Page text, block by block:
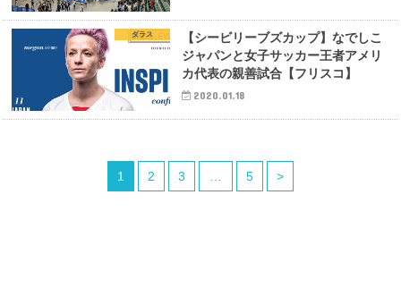
ダラス
【シービリーブズカップ】なでしこ
ジャパンと女子サッカー王者アメリ
カ代表の親善試合【フリスコ】
2020.01.18
1 2 3 5 >